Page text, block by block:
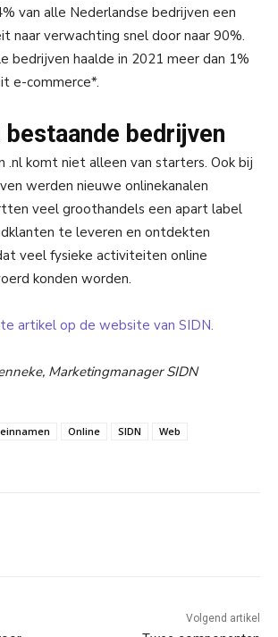
van alle Nederlandse bedrijven een
naar verwachting snel door naar 90%.
bedrijven haalde in 2021 meer dan 1%
e-commerce*.
bedrijven
.nl komt niet alleen van starters. Ook bij
werden nieuwe onlinekanalen
veel groothandels een apart label
te leveren en ontdekten
veel fysieke activiteiten online
konden worden.
artikel op de website van SIDN.
Marketingmanager SIDN
Online SIDN
Web
Volgend artikel